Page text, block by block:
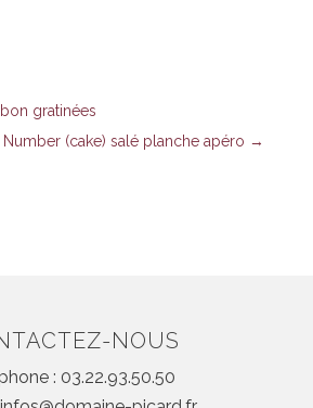
gratinées
Number (cake) salé planche apéro →
NOUS
: 03.22.93.50.50